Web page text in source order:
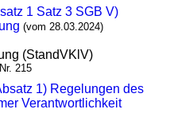
1 Satz 3 SGB V)
(vom 28.03.2024)
(StandVKlV)
215
1) Regelungen des
Verantwortlichkeit